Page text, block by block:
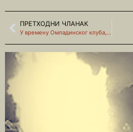
ПРЕТХОДНИ ЧЛАНАК
У времену Омладинског клуба, златном добу ужичког рока (други део)